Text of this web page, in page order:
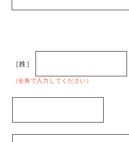
［姓］
（全角で入力してください）